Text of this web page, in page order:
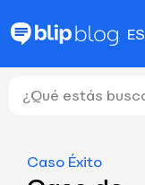
ES
PT
Caso Éxito